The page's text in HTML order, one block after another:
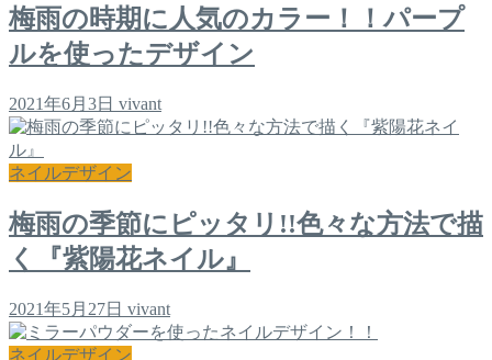
梅雨の時期に人気のカラー！！パープ
ルを使ったデザイン
2021年6月3日 vivant
ネイルデザイン
梅雨の季節にピッタリ!!色々な方法で描
く『紫陽花ネイル』
2021年5月27日 vivant
ネイルデザイン